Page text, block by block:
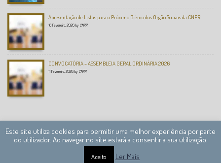
Apresentação de Listas para o Próximo Biénio dos Orgão Sociais da CNPR
18 Fevereiro, 2026 by CNPR
CONVOCATÓRIA – ASSEMBLEIA GERAL ORDINÁRIA 2026
11 Fevereiro, 2026 by CNPR
Câmara Nacional de Peritos Reguladores © 2013 – 2020 Todos os direitos reservados.
Este site utiliza cookies para permitir uma melhor experiência por parte
do utilizador. Ao navegar no site estará a consentir a sua utilização.
Aceito Ler Mais